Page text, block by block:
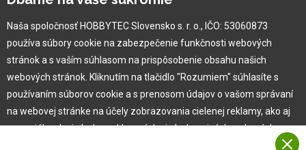
Pre zákazníka
Garancia najlepšej ceny
Užívateľský manuál
Naša spoločnosť HOBBYTEC Slovensko s. r. o., IČO: 53060873
používa súbory cookie na zabezpečenie funkčnosti webových
stránok a s vaším súhlasom na prispôsobenie obsahu našich
webových stránok. Kliknutím na tlačidlo "Rozumiem" súhlasíte s
používaním súborov cookie a s prenosom údajov o vašom správaní
na webovej stránke na účely zobrazovania cielenej reklamy, ako aj
na sociálnych sieťach a reklamných sieťach na iných webových